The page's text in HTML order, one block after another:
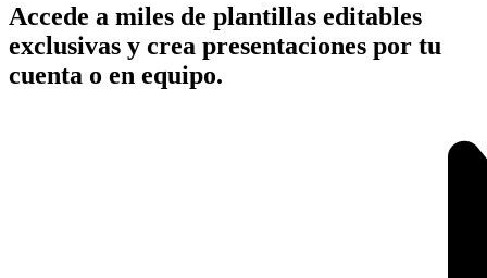
Accede a miles de plantillas editables
exclusivas y crea presentaciones por tu
cuenta o en equipo.